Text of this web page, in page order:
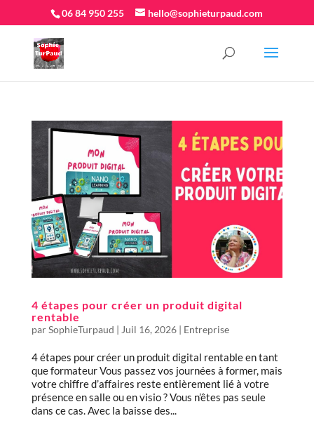
06 84 950 255 hello@sophieturpaud.com
4 étapes pour créer un produit digital
rentable
parSophieTurpaud | Juil 16, 2026| Entreprise
4 étapes pour créer un produit digital rentable en tant
que formateur Vous passez vos journées à former, mais
votre chiffre d’affaires reste entièrement lié à votre
présence en salle ou en visio ? Vous n’êtes pas seule
dans ce cas. Avec la baisse des...